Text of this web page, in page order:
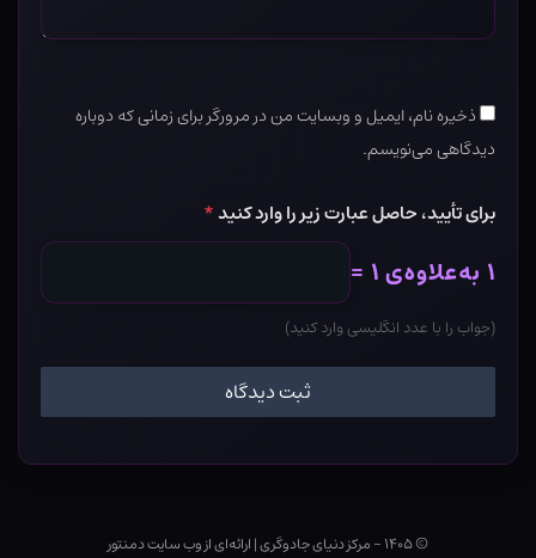
ذخیره نام، ایمیل و وبسایت من در مرورگر برای زمانی که دوباره
دیدگاهی می‌نویسم.
برای تأیید، حاصل عبارت زیر را وارد کنید*
۱ به‌علاوه‌ی ۱ =
(جواب را با عدد انگلیسی وارد کنید)
© ۱۴۰۵ - مرکز دنیای جادوگری |ارائه‌ای از وب ‌سایت دمنتور